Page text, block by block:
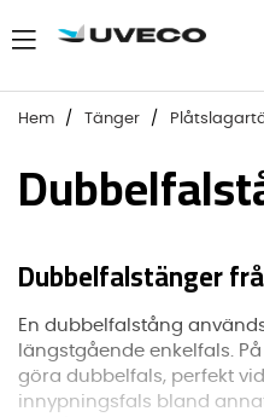
Hem Tänger
Dubbelfalstänger
En dubbelfalstång
längstgående enkelfals.
göra dubbelfals, perfekt
innypningsfals bland